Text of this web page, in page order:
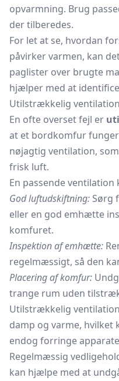
opvarmning. Brug
der tilberedes.
For let at se, hvordan
påvirker varmen, kan
paglister over brugte
hjælper med at
Utilstrækkelig ventilation
En ofte overset fejl er
at et bordkomfur
nøjagtig ventilation,
frisk luft.
En passende ventilation
God luftudskiftning: Sørg
eller en god emhætte
komfuret.
Inspektion af emhætte:
regelmæssigt, så den
Placering af komfur:
trange rum uden
Utilstrækkelig
damp og varme, hvilket
endog forringe
Regelmæssig
kan hjælpe med at